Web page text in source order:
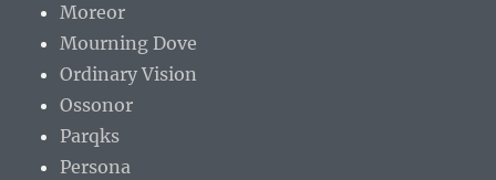
Moreor
Mourning Dove
Ordinary Vision
Ossonor
Parqks
Persona